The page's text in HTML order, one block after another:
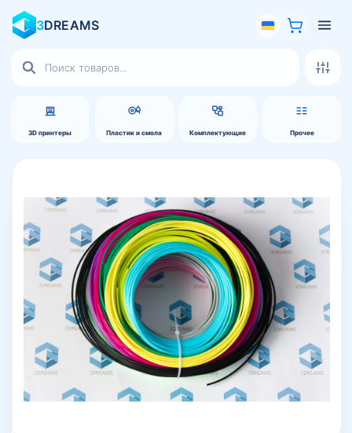
3DREAMS
3D принтеры Пластик и смола Комплектующие Прочее
товаров